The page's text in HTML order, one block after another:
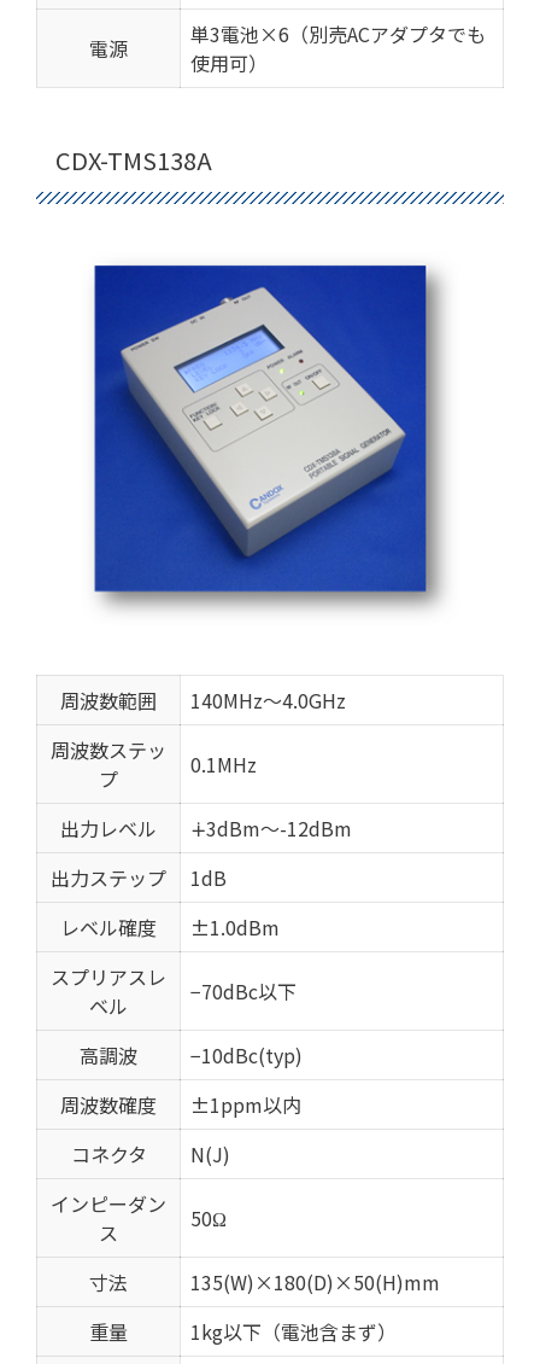
CDX-TMS138A
周波数範囲
140MHz～4.0GHz
周波数ステッ
プ
0.1MHz
出力レベル
∔3dBm～-12dBm
出力ステップ
1dB
レベル確度
±1.0dBm
スプリアスレ
ベル
−70dBc以下
高調波
−10dBc(typ)
周波数確度
±1ppm以内
コネクタ
N(J)
インピーダン
ス
50Ω
寸法
135(W)×180(D)×50(H)mm
重量
1kg以下（電池含まず）
電源
単3電池×6（別売ACアダプタでも
使用可）